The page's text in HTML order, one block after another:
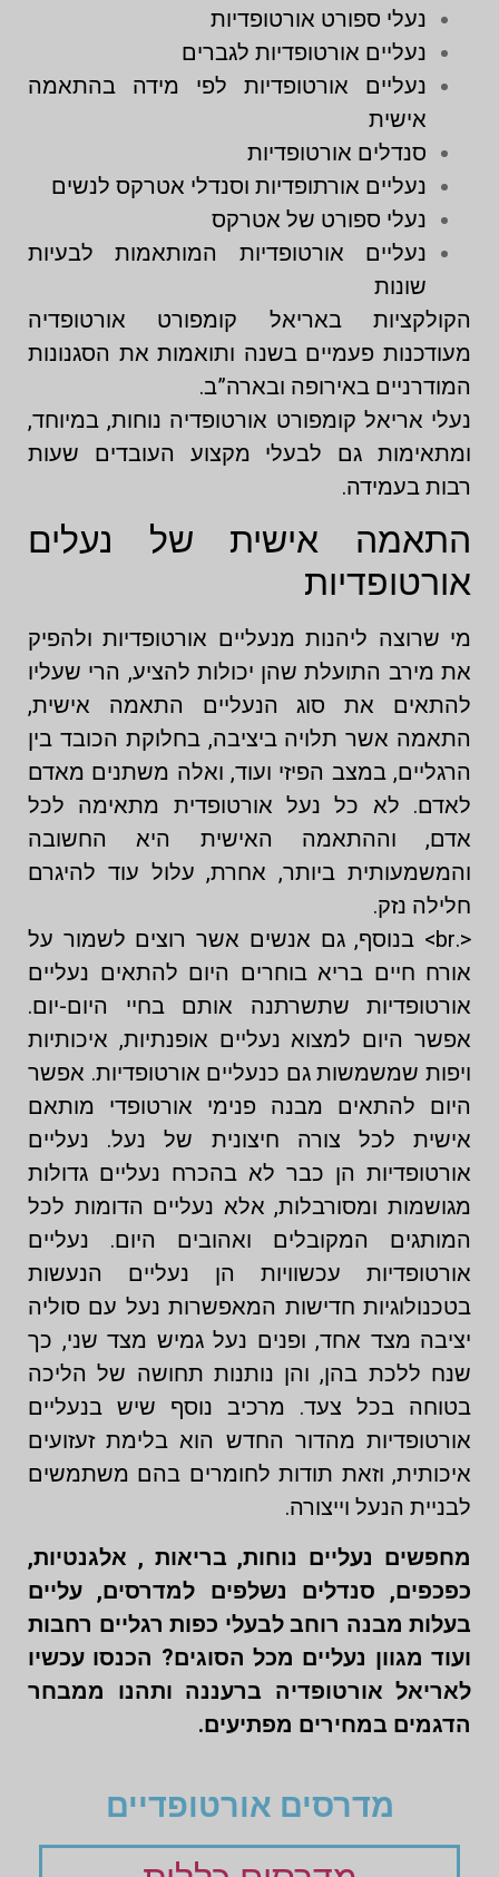
נעלי ספורט אורטופדיות
נעליים אורטופדיות לגברים
נעליים אורטופדיות לפי מידה בהתאמה
אישית
סנדלים אורטופדיות
נעליים אורתופדיות וסנדלי אטרקס לנשים
נעלי ספורט של אטרקס
נעליים אורטופדיות המותאמות לבעיות
שונות
הקולקציות באריאל קומפורט אורטופדיה
מעודכנות פעמיים בשנה ותואמות את הסגנונות
המודרניים באירופה ובארה”ב.
נעלי אריאל קומפורט אורטופדיה נוחות, במיוחד,
ומתאימות גם לבעלי מקצוע העובדים שעות
רבות בעמידה.
התאמה אישית של נעלים
אורטופדיות
מי שרוצה ליהנות מנעליים אורטופדיות ולהפיק
את מירב התועלת שהן יכולות להציע, הרי שעליו
להתאים את סוג הנעליים התאמה אישית,
התאמה אשר תלויה ביציבה, בחלוקת הכובד בין
הרגליים, במצב הפיזי ועוד, ואלה משתנים מאדם
לאדם. לא כל נעל אורטופדית מתאימה לכל
אדם, וההתאמה האישית היא החשובה
והמשמעותית ביותר, אחרת, עלול עוד להיגרם
חלילה נזק.
<.br> בנוסף, גם אנשים אשר רוצים לשמור על
אורח חיים בריא בוחרים היום להתאים נעליים
אורטופדיות שתשרתנה אותם בחיי היום-יום.
אפשר היום למצוא נעליים אופנתיות, איכותיות
ויפות שמשמשות גם כנעליים אורטופדיות. אפשר
היום להתאים מבנה פנימי אורטופדי מותאם
אישית לכל צורה חיצונית של נעל. נעליים
אורטופדיות הן כבר לא בהכרח נעליים גדולות
מגושמות ומסורבלות, אלא נעליים הדומות לכל
המותגים המקובלים ואהובים היום. נעליים
אורטופדיות עכשוויות הן נעליים הנעשות
בטכנולוגיות חדישות המאפשרות נעל עם סוליה
יציבה מצד אחד, ופנים נעל גמיש מצד שני, כך
שנח ללכת בהן, והן נותנות תחושה של הליכה
בטוחה בכל צעד. מרכיב נוסף שיש בנעליים
אורטופדיות מהדור החדש הוא בלימת זעזועים
איכותית, וזאת תודות לחומרים בהם משתמשים
לבניית הנעל וייצורה.
מחפשים נעליים נוחות, בריאות , אלגנטיות,
כפכפים, סנדלים נשלפים למדרסים, עליים
בעלות מבנה רוחב לבעלי כפות רגליים רחבות
ועוד מגוון נעליים מכל הסוגים? הכנסו עכשיו
לאריאל אורטופדיה ברעננה ותהנו ממבחר
הדגמים במחירים מפתיעים.
מדרסים אורטופדיים